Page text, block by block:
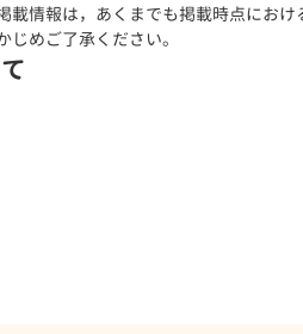
載情報は，あくまでも掲載時点にお
めご了承ください。